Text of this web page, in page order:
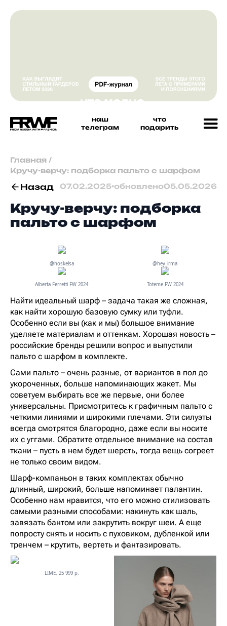
наш
телеграм
что
подарить
Главная /
Кручу-верчу: подборка пальто с шарфом
Назад 07.02.2025•обновлено05.05.2026
Кручу-верчу: подборка
пальто с шарфом
@hoskelsa @hey_irma
Alberta Ferretti FW 2024 Toteme FW 2024
Найти идеальный шарф – задача такая же сложная,
как найти хорошую базовую сумку или туфли.
Особенно если вы (как и мы) большое внимание
уделяете материалам и оттенкам. Хорошая новость –
российские бренды решили вопрос и выпустили
пальто с шарфом в комплекте.
Сами пальто – очень разные, от вариантов в пол до
укороченных, больше напоминающих жакет. Мы
советуем выбирать все же первые, они более
универсальны. Присмотритесь к графичным пальто с
четкими линиями и широкими плечами. Эти силуэты
всегда смотрятся благородно, даже если вы носите
их с уггами. Обратите отдельное внимание на состав
ткани – пусть в нем будет шерсть, тогда вещь согреет
не только своим видом.
Шарф-компаньон в таких комплектах обычно
длинный, широкий, больше напоминает палантин.
Особенно нам нравится, что его можно стилизовать
самыми разными способами: накинуть как шаль,
завязать бантом или закрутить вокруг шеи. А еще
попросту снять и носить с пуховиком, дубленкой или
тренчем – крутить, вертеть и фантазировать.
LIME, 25 999 р.